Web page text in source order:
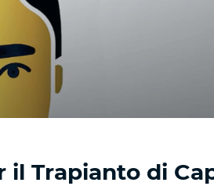
il Trapianto di